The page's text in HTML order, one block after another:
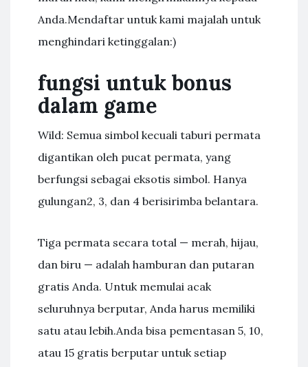
Anda.Mendaftar untuk kami majalah untuk
menghindari ketinggalan:)
fungsi untuk bonus
dalam game
Wild: Semua simbol kecuali taburi permata
digantikan oleh pucat permata, yang
berfungsi sebagai eksotis simbol. Hanya
gulungan2, 3, dan 4 berisirimba belantara.
Tiga permata secara total — merah, hijau,
dan biru — adalah hamburan dan putaran
gratis Anda. Untuk memulai acak
seluruhnya berputar, Anda harus memiliki
satu atau lebih.Anda bisa pementasan 5, 10,
atau 15 gratis berputar untuk setiap